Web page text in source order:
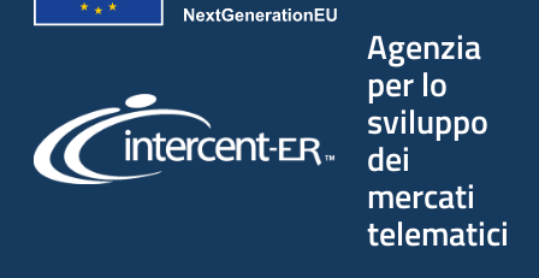
Agenzia
per lo
sviluppo
dei
mercati
telematici